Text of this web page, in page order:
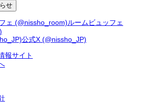
せ
ルームビュッフェ
公式X (@nissho_JP)
報サイト